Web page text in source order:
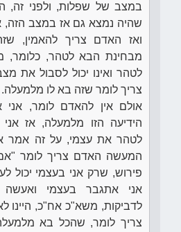
במצב של שפלות, ולפני זה,
שהיה נמצא גם אז במצב
ואז האדם צריך להאמין,
מבחינת הבא לטהר, כלומר,
לטהר ואינו יכול לסבול את
צריך לומר שזה בא לו מלמעלה.
אולם אין להאדם לומר, אני
הידיעה הזו מלמעלה, אז
לטהר את עצמי, על זה אמר
המעשה האדם צריך לומר "אם
פירוש, שרק אני בעצמי יכול
אני אתגבר בעצמי ואעשה
לדביקות, משא"כ אח"כ,
צריך לומר, שהכל בא